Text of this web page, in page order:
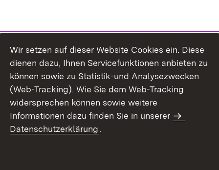
Wir setzen auf dieser Website Cookies ein. Diese
dienen dazu, Ihnen Servicefunktionen anbieten zu
können sowie zu Statistik-und Analysezwecken
(Web-Tracking). Wie Sie dem Web-Tracking
widersprechen können sowie weitere
Informationen dazu finden Sie in unserer
Datenschutzerklärung.